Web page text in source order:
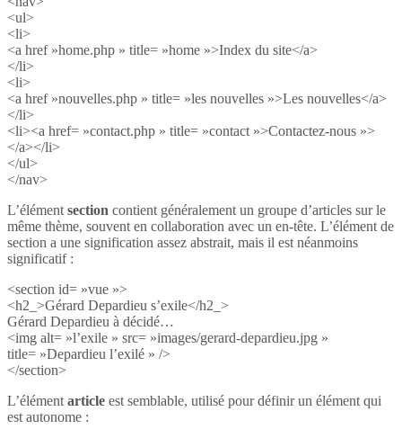
<ul>
<li>
<a href »home.php » title= »home »>Index du site</a>
</li>
<li>
<a href »nouvelles.php » title= »les nouvelles »>Les nouvelles</a>
</li>
<li><a href= »contact.php » title= »contact »>Contactez-nous »>
</a></li>
</ul>
</nav>
L’élément section contient généralement un groupe d’articles sur le
même thème, souvent en collaboration avec un en-tête. L’élément de
section a une signification assez abstrait, mais il est néanmoins
significatif :
<section id= »vue »>
<h2_>Gérard Depardieu s’exile</h2_>
Gérard Depardieu à décidé…
<img alt= »l’exile » src= »images/gerard-depardieu.jpg »
title= »Depardieu l’exilé » />
</section>
L’élément article est semblable, utilisé pour définir un élément qui
est autonome :